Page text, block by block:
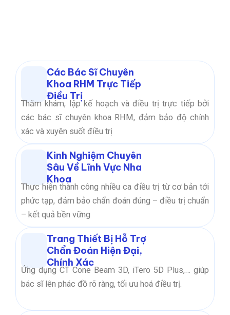
Các Bác Sĩ Chuyên
Khoa RHM Trực Tiếp
Điều Trị
Thăm khám, lập kế hoạch và điều trị trực tiếp bởi
các bác sĩ chuyên khoa RHM, đảm bảo độ chính
xác và xuyên suốt điều trị
Kinh Nghiệm Chuyên
Sâu Về Lĩnh Vực Nha
Khoa
Thực hiện thành công nhiều ca điều trị từ cơ bản tới
phức tạp, đảm bảo chẩn đoán đúng – điều trị chuẩn
– kết quả bền vững
Trang Thiết Bị Hỗ Trợ
Chẩn Đoán Hiện Đại,
Chính Xác
Ứng dụng CT Cone Beam 3D, iTero 5D Plus,… giúp
bác sĩ lên phác đồ rõ ràng, tối ưu hoá điều trị.